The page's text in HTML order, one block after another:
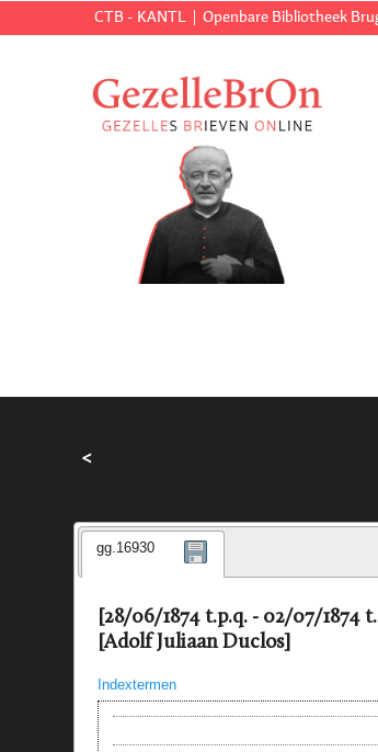
CTB - KANTL Openbare Bibliotheek
<
gg.16930
[28/06/1874 t.p.q. - 02/07/1874
[Adolf Juliaan Duclos]
Indextermen